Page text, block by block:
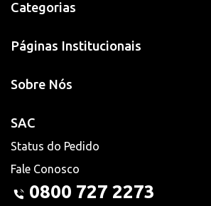
Categorias
Páginas Institucionais
Sobre Nós
SAC
Status do Pedido
Fale Conosco
0800 727 2273